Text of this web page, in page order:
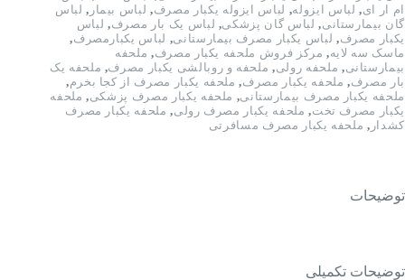
ام ار ای, لباس ایزوله, لباس ایزوله یکبار مصرف, لباس بیمار , لباس
گان بیمارستانی, لباس گان پزشکی, لباس یک بار مصرف, لباس
یکبار مصرف, لباس یکبار مصرف بیمارستانی, لباس یکبارمصرف,
ماسک سه لایه, مرکز فروش ملحفه یکبار مصرف, ملحفه
بیمارستانی, ملحفه رولی, ملحفه و روبالشی یکبار مصرف, ملحفه یک
بار مصرف, ملحفه یکبار مصرف, ملحفه یکبار مصرف از کجا بخرم,
ملحفه یکبار مصرف بیمارستانی, ملحفه یکبار مصرف پزشکی, ملحفه
یکبار مصرف تخت, ملحفه یکبار مصرف رولی, ملحفه یکبار مصرف
کشدار , ملحفه یکبار مصرف مسافرتی
توضیحات
توضیحات تکمیلی